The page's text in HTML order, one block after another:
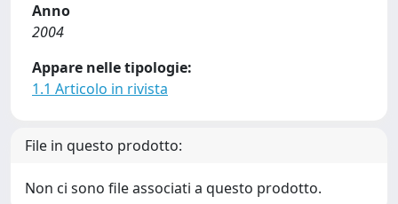
Anno
2004
Appare nelle tipologie:
1.1 Articolo in rivista
File in questo prodotto:
Non ci sono file associati a questo prodotto.